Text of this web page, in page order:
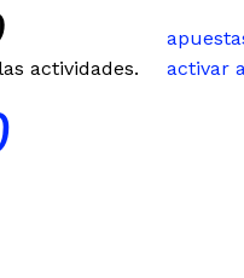
actividades.
activar